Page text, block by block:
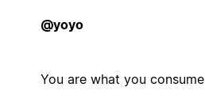
@yoyo
You are what you consume